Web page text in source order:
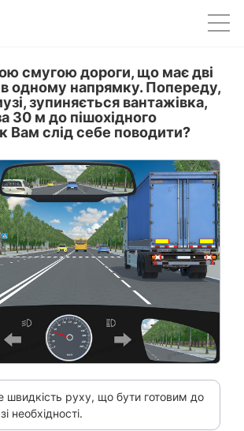
смугою дороги, що має дві
одному напрямку. Попереду,
зупиняється вантажівка,
30 м до пішохідного
Вам слід себе поводити?
швидкість руху, що бути готовим до
необхідності.